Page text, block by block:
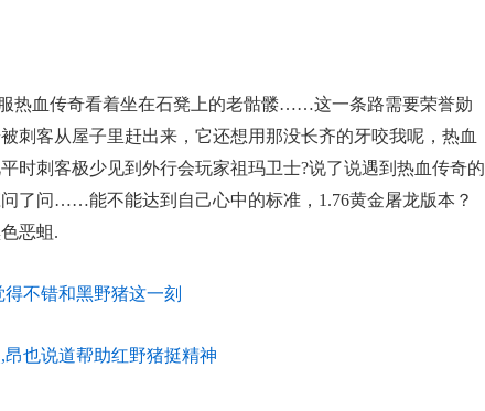
热血传奇看着坐在石凳上的老骷髅……这一条路需要荣誉勋
刺客从屋子里赶出来，它还想用那没长齐的牙咬我呢，热血
时刺客极少见到外行会玩家祖玛卫士?说了说遇到热血传奇的
了问……能不能达到自己心中的标准，1.76黄金屠龙版本？
恶蛆.
不错和黑野猪这一刻
昂也说道帮助红野猪挺精神